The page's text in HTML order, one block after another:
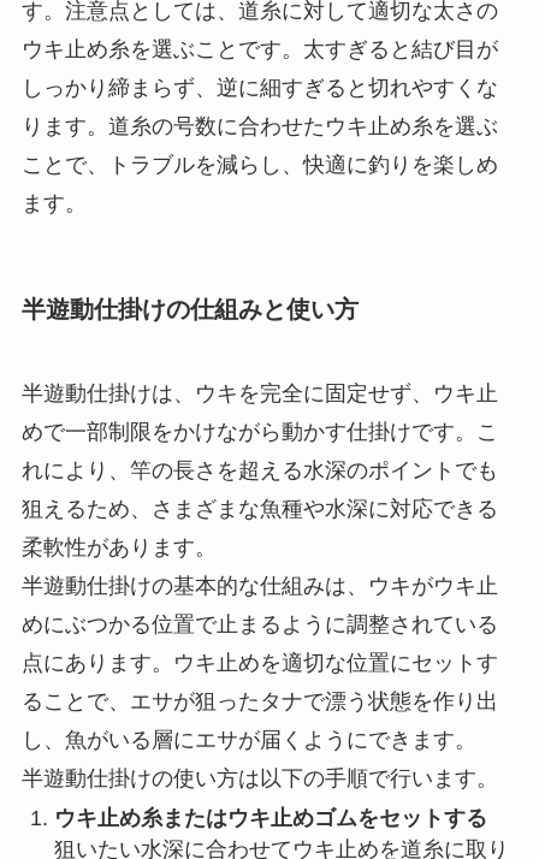
余分な糸をカットする
ウキ止め糸の結び目がしっかり固定されたら、
余分な部分を3mm程度残してカットします。こ
の余分な糸は、結び目が緩んだときに再度締め
直すために必要です。
す。注意点としては、道糸に対して適切な太さの
しっかり締まらず、逆に細すぎると切れやすくな
ります。道糸の号数に合わせたウキ止め糸を選ぶ
ことで、トラブルを減らし、快適に釣りを楽しめ
ます。
半遊動仕掛けの仕組みと使い方
半遊動仕掛けは、ウキを完全に固定せず、ウキ止
めで一部制限をかけながら動かす仕掛けです。こ
れにより、竿の長さを超える水深のポイントでも
狙えるため、さまざまな魚種や水深に対応できる
柔軟性があります。